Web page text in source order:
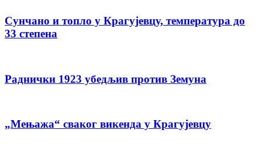
Сунчано и топло у Крагујевцу, температура до
33 степена
Раднички 1923 убедљив против Земуна
„Мењажа“ сваког викенда у Крагујевцу